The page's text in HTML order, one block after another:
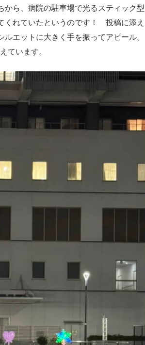
ら、病院の駐車場で光るスティック型
くれていたというのです！ 投稿に添え
エットに大きく手を振ってアピール。
ています。